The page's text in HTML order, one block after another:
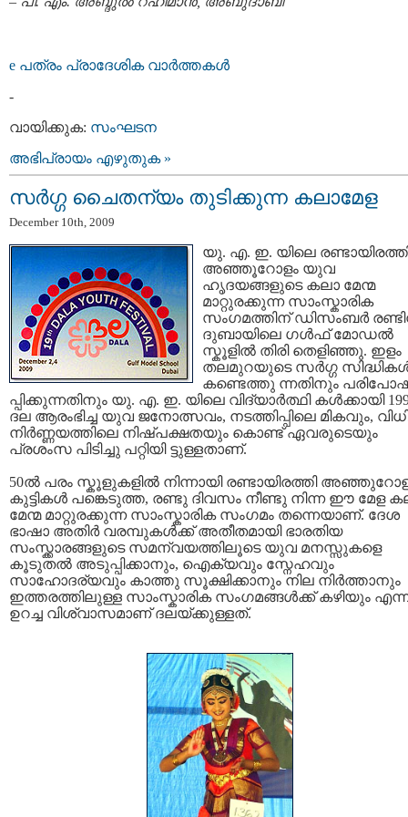
e പത്രം പ്രാദേശിക വാര്‍ത്തകള്‍
-
വായിക്കുക: സംഘടന
അഭിപ്രായം എഴുതുക »
സര്‍ഗ്ഗ ചൈതന്യം തുടിക്കുന്ന കലാമേള
December 10th, 2009
യു. എ. ഇ. യിലെ
അഞ്ഞൂറോളം യുവ
ഹൃദയങ്ങളുടെ കലാ മേന്മ
മാറ്റുരക്കുന്ന സാംസ്കാരിക
സംഗമത്തിന് ഡിസംബര്‍
ദുബായിലെ ഗള്‍ഫ് മോഡല്‍
സ്കൂളില്‍ തിരി തെളിഞ്ഞു. ഇളം
തലമുറയുടെ സര്‍ഗ്ഗ
കണ്ടെത്തു ന്നതിനും
പ്പിക്കുന്നതിനും യു. എ. ഇ. യിലെ വിദ്യാര്‍ത്ഥി കള്‍ക്കായി
ദല ആരംഭിച്ച യുവ ജനോത്സവം, നടത്തിപ്പിലെ മികവും, വിധി
നിര്‍ണ്ണയത്തിലെ നിഷ്‌പക്ഷതയും കൊണ്ട് ഏവരുടെയും
പ്രശംസ പിടിച്ചു പറ്റിയി ട്ടുള്ളതാണ്.
50ല്‍ പരം സ്കൂളുകളില്‍ നിന്നായി രണ്ടായിരത്തി
കുട്ടികള്‍ പങ്കെടുത്ത, രണ്ടു ദിവസം നീണ്ടു നിന്ന ഈ മേള
മേന്മ മാറ്റുരക്കുന്ന സാംസ്കാരിക സംഗമം തന്നെയാണ്. ദേശ
ഭാഷാ അതിര്‍ വരമ്പുകള്‍ക്ക് അതീതമായി ഭാരതിയ
സംസ്ക്കാരങ്ങളുടെ സമന്വയത്തിലൂടെ യുവ മനസ്സുകളെ
കൂടുതല്‍ അടുപ്പിക്കാനും, ഐക്യവും സ്നേഹവും
സാഹോദര്യവും കാത്തു സൂക്ഷിക്കാനും നില നിര്‍ത്താനും
ഇത്തരത്തിലുള്ള സാംസ്കാരിക സംഗമങ്ങള്‍ക്ക് കഴിയും
ഉറച്ച വിശ്വാസമാണ് ദലയ്ക്കുള്ളത്.